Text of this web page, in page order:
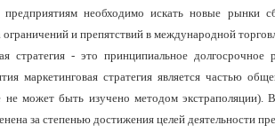
предприятиям необходимо искать новые
и препятствий в международной
стратегия - это принципиальное
маркетинговая стратегия является частью
не может быть изучено методом
за степенью достижения целей деятельности